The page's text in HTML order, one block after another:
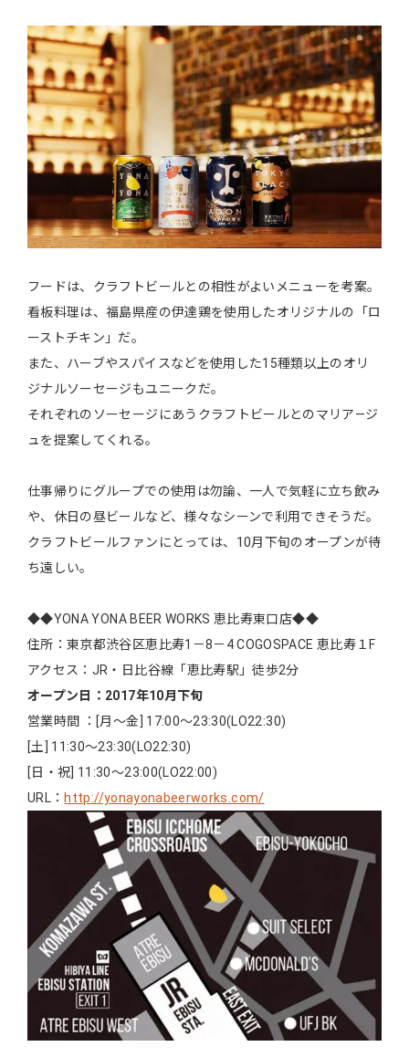
フードは、クラフトビールとの相性がよいメニューを考案。
看板料理は、福島県産の伊達鶏を使用したオリジナルの「ロ
ーストチキン」だ。
また、ハーブやスパイスなどを使用した15種類以上のオリ
ジナルソーセージもユニークだ。
それぞれのソーセージにあうクラフトビールとのマリア―ジ
ュを提案してくれる。
仕事帰りにグループでの使用は勿論、一人で気軽に立ち飲み
や、休日の昼ビールなど、様々なシーンで利用できそうだ。
クラフトビールファンにとっては、10月下旬のオープンが待
ち遠しい。
◆◆YONA YONA BEER WORKS 恵比寿東口店◆◆
住所：東京都渋谷区恵比寿1－8－4 COGOSPACE 恵比寿１F
アクセス：JR・日比谷線「恵比寿駅」徒歩2分
オープン日：2017年10月下旬
営業時間 ：[月～金] 17:00～23:30(LO22:30)
[土] 11:30～23:30(LO22:30)
[日・祝] 11:30～23:00(LO22:00)
URL： http://yonayonabeerworks.com/